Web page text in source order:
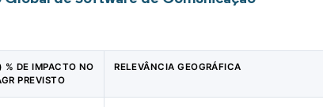
% DE IMPACTO NO
PREVISTO
RELEVÂNCIA GEOGRÁFICA